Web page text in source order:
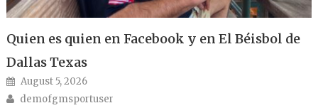
Quien es quien en Facebook y en El Béisbol de
Dallas Texas
Posted on
August 5, 2026
Author
demofgmsportuser